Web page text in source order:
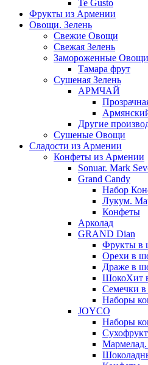
Te Gusto
Фрукты из Армении
Овощи. Зелень
Свежие Овощи
Свежая Зелень
Замороженные Овощи
Тамара фрут
Сушеная Зелень
АРМЧАЙ
Другие
Сушеные Овощи
Сладости из Армении
Конфеты из Армении
Sonuar. Mark
Grand Candy
Набор
Лукум.
Конфеты
Арколад
GRAND Dian
Фрукты в
Орехи в
Драже в
ШокоХит
Семечки в
Наборы
JOYCO
Наборы